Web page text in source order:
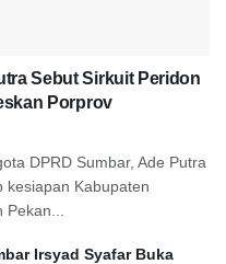
Sebut Sirkuit Peridon
Porprov
DPRD Sumbar, Ade Putra
kesiapan Kabupaten
Irsyad Syafar Buka